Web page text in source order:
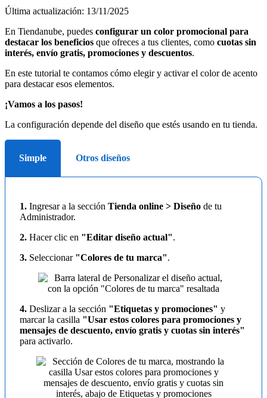
Última actualización: 13/11/2025
En Tiendanube, puedes configurar un color promocional para
destacar los beneficios que ofreces a tus clientes, como cuotas sin
interés, envío gratis, promociones y descuentos.
En este tutorial te contamos cómo elegir y activar el color de acento
para destacar esos elementos.
¡Vamos a los pasos!
La configuración depende del diseño que estés usando en tu tienda.
Simple Otros diseños
1. Ingresar a la sección Tienda online > Diseño de tu
Administrador.
2. Hacer clic en "Editar diseño actual".
3. Seleccionar "Colores de tu marca".
4. Deslizar a la sección "Etiquetas y promociones" y
marcar la casilla "Usar estos colores para promociones y
mensajes de descuento, envío gratis y cuotas sin interés"
para activarlo.